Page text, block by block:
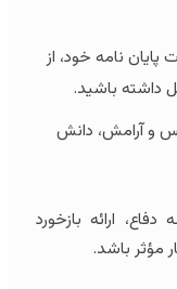
نامه خود، از
باشید.
دانش
بازخورد
باشد.